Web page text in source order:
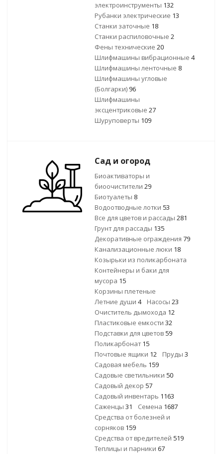
электроинструменты 132
Рубанки электрические 13
Станки заточные 18
Станки распиловочные 2
Фены технические 20
Шлифмашины вибрационные 4
Шлифмашины ленточные 8
Шлифмашины угловые
(Болгарки) 96
Шлифмашины
эксцентриковые 27
Шуруповерты 109
Сад и огород
Биоактиваторы и
биоочистители 29
Биотуалеты 8
Водоотводные лотки 53
Все для цветов и рассады 281
Грунт для рассады 135
Декоративные ограждения 79
Канализационные люки 18
Козырьки из поликарбоната
Контейнеры и баки для
мусора 15
Корзины плетеные
Летние души 4 Насосы 23
Очиститель дымохода 12
Пластиковые емкости 32
Подставки для цветов 59
Поликарбонат15
Почтовые ящики 12 Пруды 3
Садовая мебель 159
Садовые светильники 50
Садовый декор 57
Садовый инвентарь 1163
Саженцы 31 Семена 1687
Средства от болезней и
сорняков 159
Средства от вредителей 519
Теплицы и парники 67